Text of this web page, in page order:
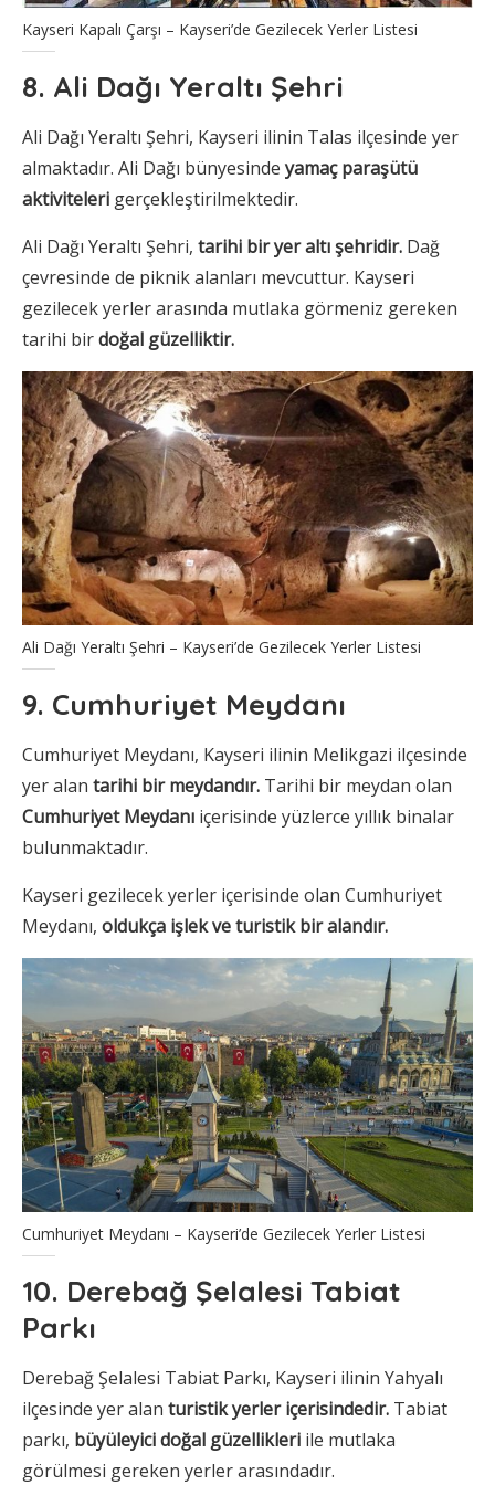
Kayseri Kapalı Çarşı – Kayseri’de Gezilecek Yerler Listesi
8. Ali Dağı Yeraltı Şehri
Ali Dağı Yeraltı Şehri, Kayseri ilinin Talas ilçesinde yer
almaktadır. Ali Dağı bünyesinde yamaç paraşütü
aktiviteleri gerçekleştirilmektedir.
Ali Dağı Yeraltı Şehri, tarihi bir yer altı şehridir. Dağ
çevresinde de piknik alanları mevcuttur. Kayseri
gezilecek yerler arasında mutlaka görmeniz gereken
tarihi birdoğal güzelliktir.
Ali Dağı Yeraltı Şehri – Kayseri’de Gezilecek Yerler Listesi
9. Cumhuriyet Meydanı
Cumhuriyet Meydanı, Kayseri ilinin Melikgazi ilçesinde
yer alan tarihi bir meydandır. Tarihi bir meydan olan
Cumhuriyet Meydanı içerisinde yüzlerce yıllık binalar
bulunmaktadır.
Kayseri gezilecek yerler içerisinde olan Cumhuriyet
Meydanı, oldukça işlek ve turistik bir alandır.
Cumhuriyet Meydanı – Kayseri’de Gezilecek Yerler Listesi
10. Derebağ Şelalesi Tabiat
Parkı
Derebağ Şelalesi Tabiat Parkı, Kayseri ilinin Yahyalı
ilçesinde yer alan turistik yerler içerisindedir. Tabiat
parkı, büyüleyici doğal güzellikleri ile mutlaka
görülmesi gereken yerler arasındadır.